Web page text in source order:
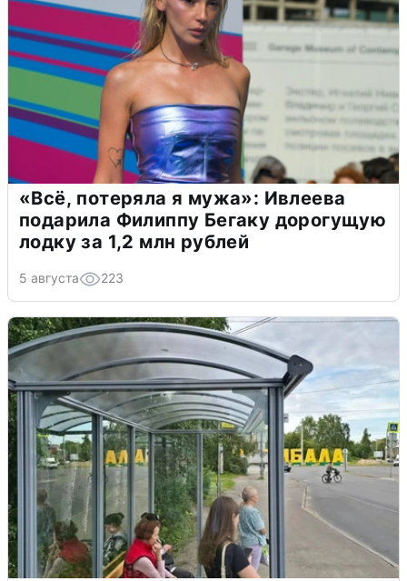
«Всё, потеряла я мужа»: Ивлеева
подарила Филиппу Бегаку дорогущую
лодку за 1,2 млн рублей
5 августа 223